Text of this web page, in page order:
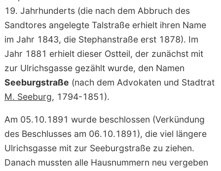
19. Jahrhunderts (die nach dem Abbruch des
Sandtores angelegte Talstraße erhielt ihren Name
im Jahr 1843, die Stephanstraße erst 1878). Im
Jahr 1881 erhielt dieser Ostteil, der zunächst mit
zur Ulrichsgasse gezählt wurde, den Namen
Seeburgstraße (nach dem Advokaten und Stadtrat
M. Seeburg, 1794-1851).
Am 05.10.1891 wurde beschlossen (Verkündung
des Beschlusses am 06.10.1891), die viel längere
Ulrichsgasse mit zur Seeburgstraße zu ziehen.
Danach mussten alle Hausnummern neu vergeben